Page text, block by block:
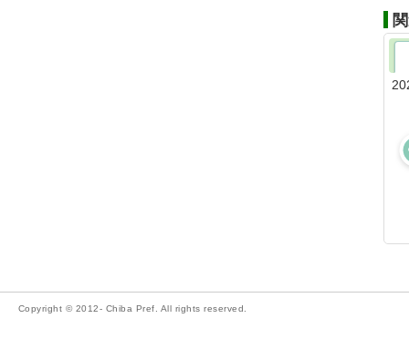
Copyright © 2012- Chiba Pref. All rights reserved.